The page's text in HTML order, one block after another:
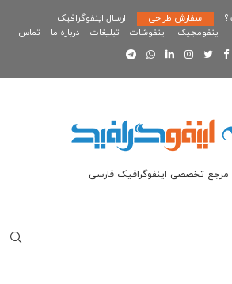
؟ سفارش طراحی
ارسال اینفوگرافیک
اینفومجیک اینفوشات تبلیغات درباره ما تماس
تخصصی اینفوگرافیک فارسی